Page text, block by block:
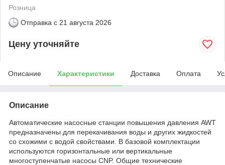
Розница
Отправка с 21 августа 2026
Цену уточняйте
Описание Характеристики Доставка Оплата
Описание
Автоматические насосные станции повышения давления AWT
предназначены для перекачивания воды и других жидкостей
со схожими с водой свойствами. В базовой комплектации
используются горизонтальные или вертикальные
многоступенчатые насосы CNP. Общие технические